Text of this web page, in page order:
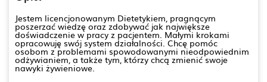
Jestem licencjonowanym Dietetykiem, pragnącym
poszerzać wiedzę oraz zdobywać jak największe
doświadczenie w pracy z pacjentem. Małymi krokami
opracowuję swój system działalności. Chcę pomóc
osobom z problemami spowodowanymi nieodpowiednim
odżywianiem, a także tym, którzy chcą zmienić swoje
nawyki żywieniowe.